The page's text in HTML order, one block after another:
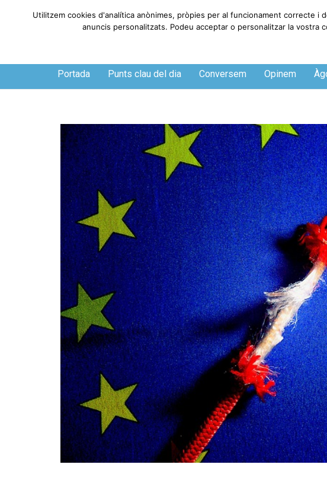
Divendres, 7 de agosto de 2026
Portada Punts clau del dia Conversem Opinem
Utilitzem cookies d'analítica anònimes, pròpies per al funcionament correcte
anuncis personalitzats. Podeu acceptar o personalitzar la vostra